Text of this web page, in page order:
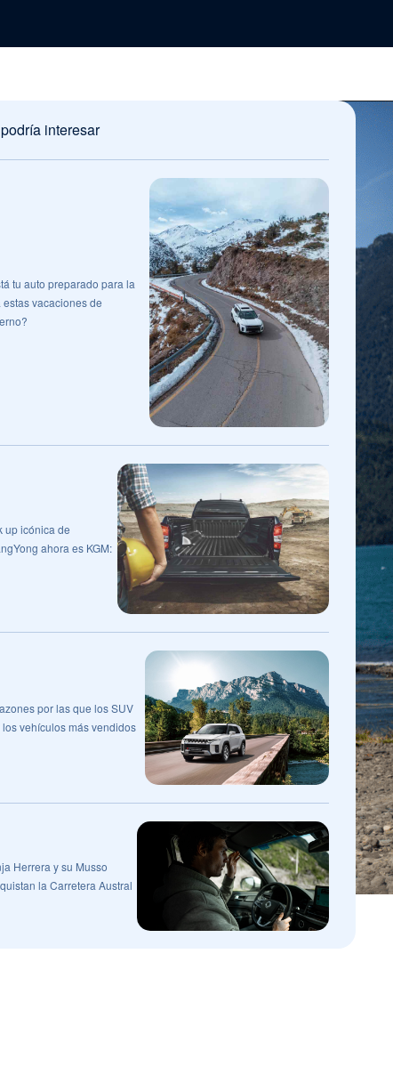
interesar
tu auto preparado para la
estas vacaciones de
up icónica de
ahora es KGM:
por las que los SUV
los vehículos más vendidos
Herrera y su Musso
la Carretera Austral